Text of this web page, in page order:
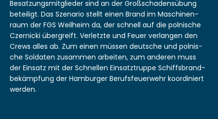
Besatzungsmit­glieder sind an der Großschaden­sübung
beteiligt. Das Szenario stellt einen Brand im Maschi­nen­
raum der FGS Weil­heim da, der schnell auf die pol­nis­che
Czer­nic­ki über­greift. Ver­let­zte und Feuer ver­lan­gen den
Crews alles ab. Zum einen müssen deutsche und pol­nis­
che Sol­dat­en zusam­men arbeit­en, zum anderen muss
der Ein­satz mit der Schnellen Ein­satztruppe Schiffs­brand­
bekämp­fung der Ham­burg­er Berufs­feuer­wehr koor­diniert
werden.